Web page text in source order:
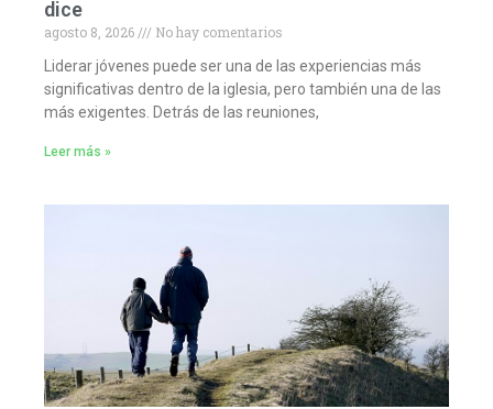
dice
agosto 8, 2026
No hay comentarios
Liderar jóvenes puede ser una de las experiencias más
significativas dentro de la iglesia, pero también una de las
más exigentes. Detrás de las reuniones,
Leer más »